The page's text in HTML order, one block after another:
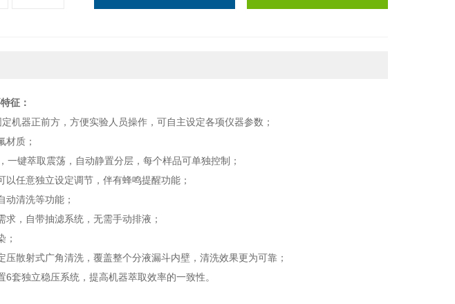
征：
定机器正前方，方便实验人员操作，可自主设定各项仪器参数；
材质；
， 一键萃取震荡，自动静置分层，每个样品可单独控制；
以任意独立设定调节 ， 伴有蜂鸣提醒功能；
动清洗等功能；
求， 自带抽滤系统，无需手动排液；
；
散射式广角清洗，覆盖整个分液漏斗内壁，清洗效果更为可靠；
6套独立稳压系统，提高机器萃取效率的一致性。